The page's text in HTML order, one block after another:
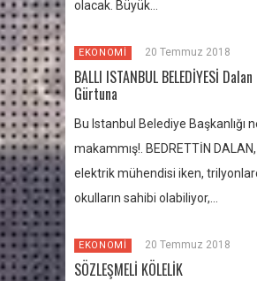
olacak. Büyük…
EKONOMİ 20 Temmuz 2018
BALLI ISTANBUL BELEDİYESİ
Gürtuna
Bu Istanbul Belediye Başkanlığı
makammış!. BEDRETTİN
elektrik mühendisi iken,
okulların sahibi olabiliyor,…
EKONOMİ 20 Temmuz 2018
SÖZLEŞMELİ KÖLELİK